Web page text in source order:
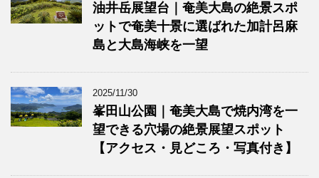
油井岳展望台｜奄美大島の絶景スポ
ットで奄美十景に選ばれた加計呂麻
島と大島海峡を一望
2025/11/30
峯田山公園｜奄美大島で焼内湾を一
望できる穴場の絶景展望スポット
【アクセス・見どころ・写真付き】